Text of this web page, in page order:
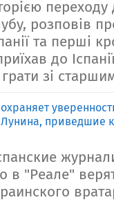
розповів
та перші
до
зі
приведшие
в "Реале"